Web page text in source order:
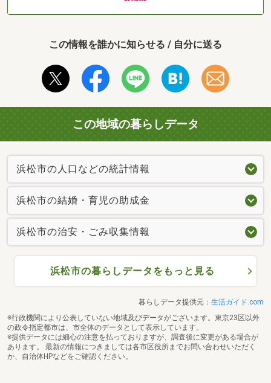
この情報を誰かに知らせる / 自分に送る
この地域の暮らしデータ
浜松市の人口などの統計情報
浜松市の結婚・育児の助成金
浜松市の治安・ごみ収集情報
浜松市の暮らしデータをもっと見る
暮らしデータ提供元： 生活ガイド.com
※行政機関により公表していない地域及びデータがございます。東京23区以外
の政令指定都市は、市全体のデータとして表示しています。
※提供データには細心の注意を払っておりますが、調査後に変更がある場合が
あります。 最新の情報につきましては各市区役所までお問い合わせいただく
か、自治体HPなどをご確認ください。